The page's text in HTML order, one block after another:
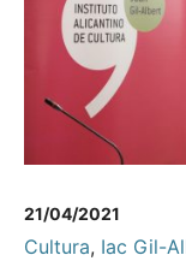
21/04/2021
Cultura, Iac Gil-